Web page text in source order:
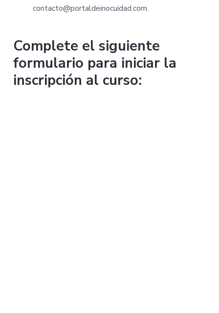
contacto@portaldeinocuidad.com.
Complete el siguiente
formulario para iniciar la
inscripción al curso: